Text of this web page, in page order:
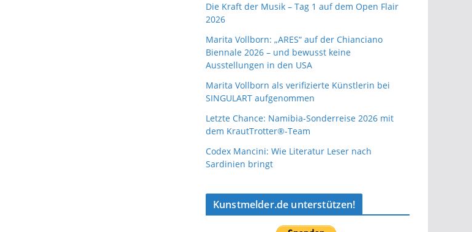
Die Kraft der Musik – Tag 1 auf dem Open Flair
2026
Marita Vollborn: „ARES“ auf der Chianciano
Biennale 2026 – und bewusst keine
Ausstellungen in den USA
Marita Vollborn als verifizierte Künstlerin bei
SINGULART aufgenommen
Letzte Chance: Namibia-Sonderreise 2026 mit
dem KrautTrotter®-Team
Codex Mancini: Wie Literatur Leser nach
Sardinien bringt
Kunstmelder.de unterstützen!